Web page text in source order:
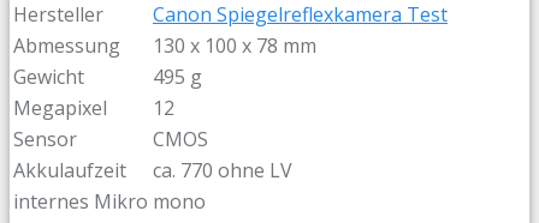
Hersteller
Canon Spiegelreflexkamera Test
Abmessung
130 x 100 x 78 mm
Gewicht
495 g
Megapixel
12
Sensor
CMOS
Akkulaufzeit
ca. 770 ohne LV
internes Mikro mono